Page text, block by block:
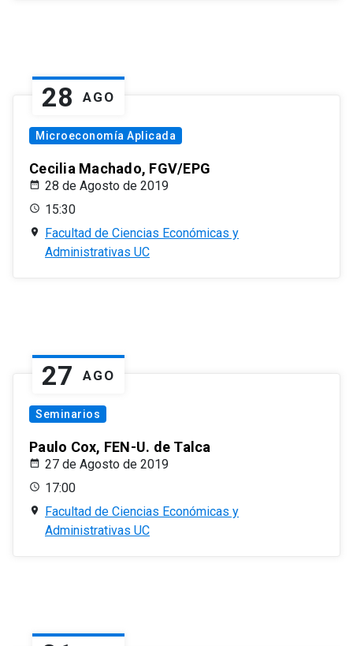
28 AGO
Microeconomía Aplicada
Cecilia Machado, FGV/EPG
28 de Agosto de 2019
15:30
Facultad de Ciencias Económicas y
Administrativas UC
27 AGO
Seminarios
Paulo Cox, FEN-U. de Talca
27 de Agosto de 2019
17:00
Facultad de Ciencias Económicas y
Administrativas UC